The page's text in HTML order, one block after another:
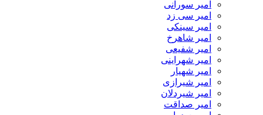
امیر سورانی
امیر سی زد
امیر سینکی
امیر شاهرخ
امیر شفیعی
امیر شهراینی
امیر شهیار
امیر شیرازی
امیر شیردلان
امیر صداقت